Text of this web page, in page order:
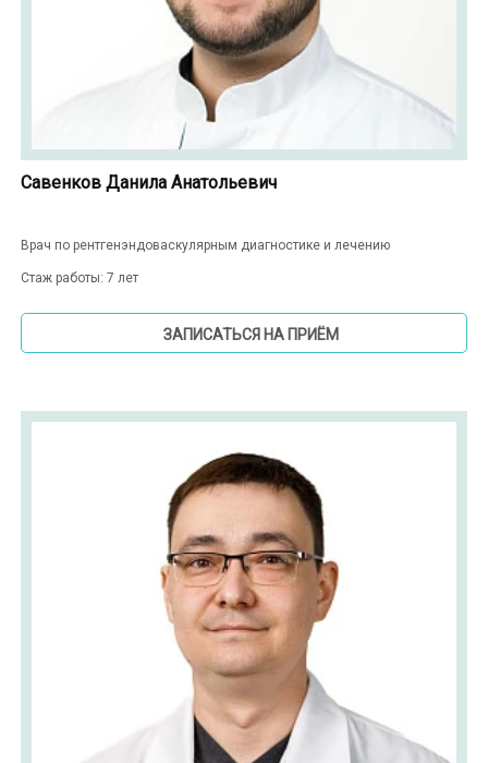
Савенков Данила Анатольевич
Врач по рентгенэндоваскулярным диагностике и лечению
Стаж работы: 7 лет
ЗАПИСАТЬСЯ НА ПРИЁМ